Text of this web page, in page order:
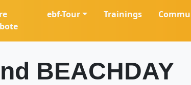
ebf-Tour Trainings
BEACHDAY